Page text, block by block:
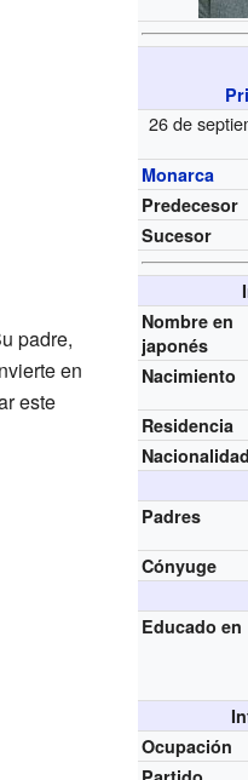
26 de
Monarca
Predecesor
Sucesor
Nombre en
japonés
Nacimiento
Residencia
Nacionalidad
Padres
Cónyuge
Educado en
Ocupación
padre,
en
este